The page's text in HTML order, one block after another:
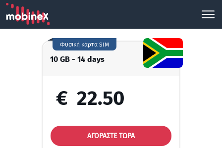
10 GB - 14 days
Φυσική κάρτα SIM
€ 22.50
ΑΓΟΡΑΣΤΕ ΤΩΡΑ